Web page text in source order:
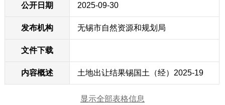
公开日期 2025-09-30
发布机构 无锡市自然资源和规划局
文件下载
内容概述 土地出让结果锡国土（经）2025-19
显示全部表格信息